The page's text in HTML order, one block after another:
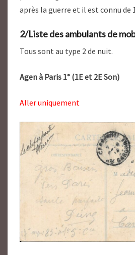
après la guerre et il est connu de
2/Liste des ambulants de
Tous sont au type 2 de nuit.
Agen à Paris 1° (1E et 2E Son)
Aller uniquement